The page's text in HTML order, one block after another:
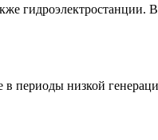
гидроэлектростанции.
в периоды низкой